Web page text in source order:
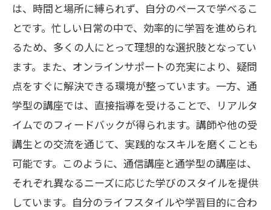
は、時間と場所に縛られず、自分のペースで学べるこ
とです。忙しい日常の中で、効率的に学習を進められ
るため、多くの人にとって理想的な選択肢となってい
ます。また、オンラインサポートの充実により、疑問
点をすぐに解決できる環境が整っています。一方、通
学型の講座では、直接指導を受けることで、リアルタ
イムでのフィードバックが得られます。講師や他の受
講生との交流を通じて、実践的なスキルを磨くことも
可能です。このように、通信講座と通学型の講座は、
それぞれ異なるニーズに応じた学びのスタイルを提供
しています。自分のライフスタイルや学習目的に合わ